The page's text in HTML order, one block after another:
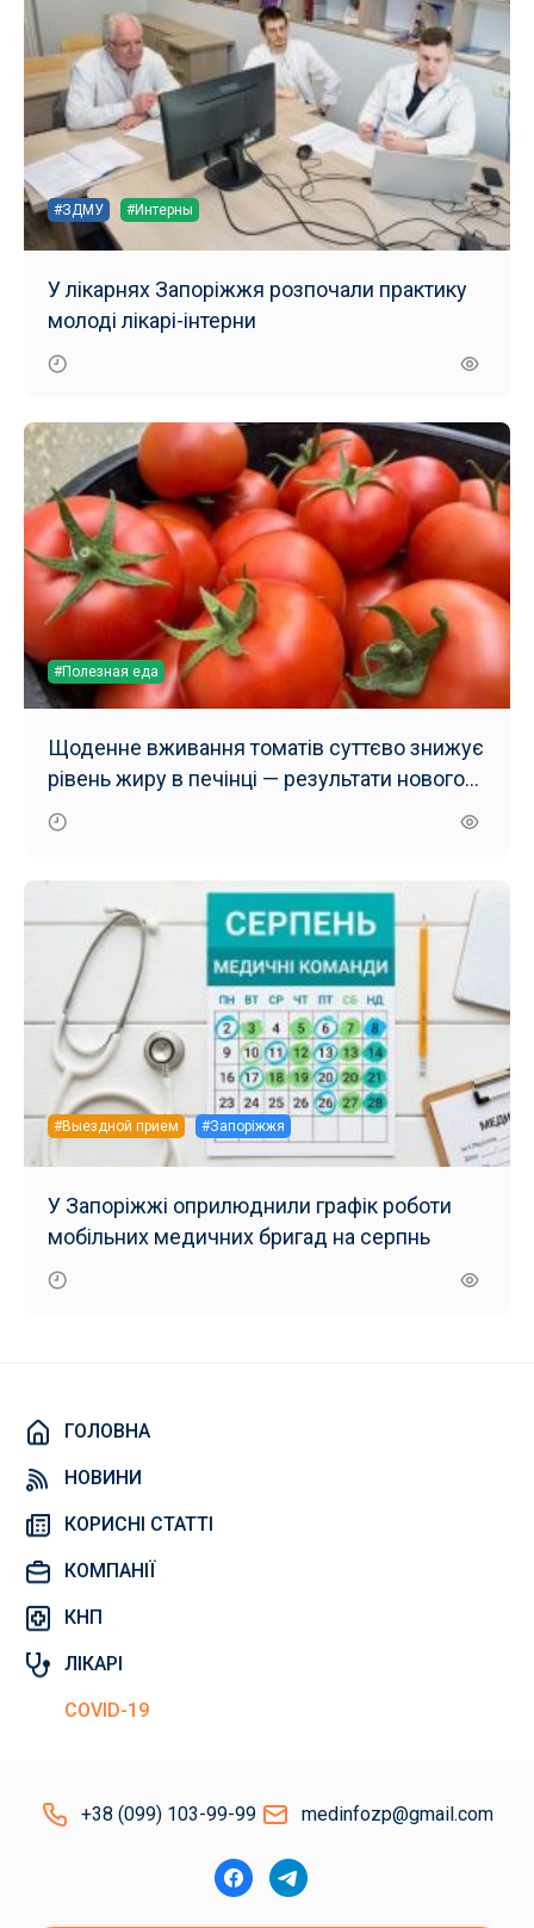
#ЗДМУ #Интерны
У лікарнях Запоріжжя розпочали практику
молоді лікарі-інтерни
#Полезная еда
Щоденне вживання томатів суттєво знижує
рівень жиру в печінці — результати нового
дослідження
#Выездной прием #Запоріжжя
У Запоріжжі оприлюднили графік роботи
мобільних медичних бригад на серпнь
ГОЛОВНА
НОВИНИ
КОРИСНІ СТАТТІ
КОМПАНІЇ
КНП
ЛІКАРІ
COVID-19
+38 (099) 103-99-99 medinfozp@gmail.com